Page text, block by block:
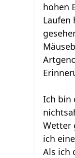
hohen
Laufen
Ich bin
Wetter
ich
Als ich